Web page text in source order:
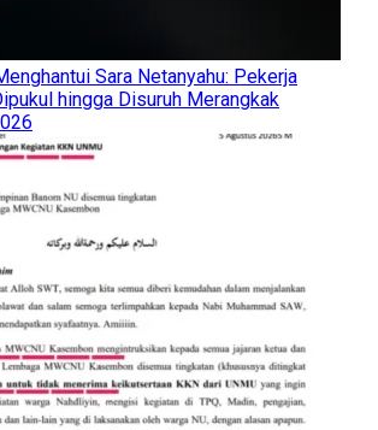
Sara Netanyahu: Pekerja
hingga Disuruh Merangkak